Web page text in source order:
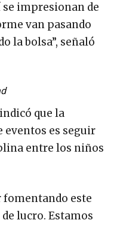
se impresionan de
van pasando
la bolsa”, señaló
que la
eventos es seguir
entre los niños
fomentando este
lucro. Estamos